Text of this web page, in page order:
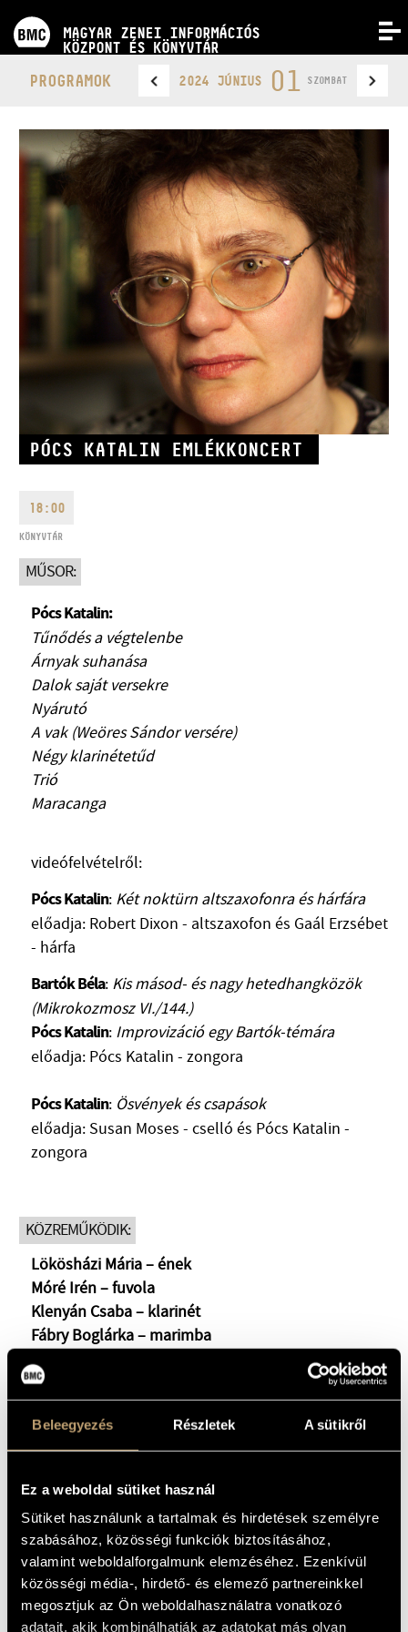
Beleegyezés Részletek A sütikről
Ez a weboldal sütiket használ
Sütiket használunk a tartalmak és hirdetések személyre
szabásához, közösségi funkciók biztosításához,
valamint weboldalforgalmunk elemzéséhez. Ezenkívül
közösségi média-, hirdető- és elemező partnereinkkel
megosztjuk az Ön weboldalhasználatra vonatkozó
adatait, akik kombinálhatják az adatokat más olyan
MAGYAR ZENEI INFORMÁCIÓS
KÖZPONT ÉS KÖNYVTÁR
VERSENYEK
KÉPZÉSEK
KIADVÁNYOK
RÓLUNK
KAPCSOLAT
VIDEÓ GALÉRIA
CÍM
EMAIL
infokozpont@bmc.hu
TELEFON
NYITVA TARTÁS
ZENEMŰ-ADATBÁZIS
ZENEI KÖNYVTÁR, ONLINE KATALÓGUS
PROGRAMOK 2024 JÚNIUS 01 SZOMBAT
PÓCS KATALIN EMLÉKKONCERT
18:00
KÖNYVTÁR
MŰSOR:
Pócs Katalin:
Tűnődés a végtelenbe
Árnyak suhanása
Dalok saját versekre
Nyárutó
A vak (Weöres Sándor versére)
Négy klarinétetűd
Trió
Maracanga
videófelvételről:
Pócs Katalin: Két noktürn altszaxofonra és hárfára
előadja: Robert Dixon - altszaxofon és Gaál Erzsébet
- hárfa
Bartók Béla: Kis másod- és nagy hetedhangközök
(Mikrokozmosz VI./144.)
Pócs Katalin: Improvizáció egy Bartók-témára
előadja: Pócs Katalin - zongora
Pócs Katalin: Ösvények és csapások
előadja: Susan Moses - cselló és Pócs Katalin -
zongora
KÖZREMŰKÖDIK:
Lökösházi Mária – ének
Móré Irén – fuvola
Klenyán Csaba – klarinét
Fábry Boglárka – marimba
Lenka Petrovic - hárfa
Pleszkán Marianna – gordonka
Szabó Krisztina – hegedű
Rudolf András – brácsa
Kollár Zsuzsanna – zongora
Pócs Katalinzeneszerző 2023. júniusában lett volna
60 éves, 2019-ben hunyt el. Életműve több mint 150
kompozíciót tartalmaz és jórészt ismeretlen még a
szakmabeliek előtt is. Petrovics Emil tanítványa volt